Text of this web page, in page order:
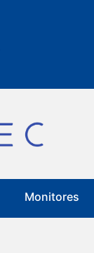
Monitores